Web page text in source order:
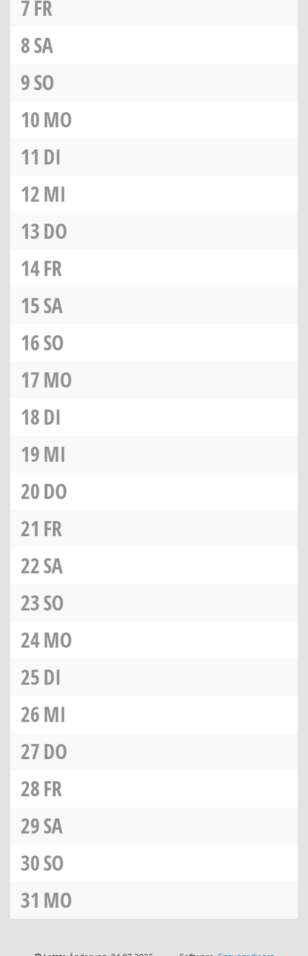
7FR
8SA
9SO
10MO
11 DI
12MI
13DO
14FR
15SA
16SO
17MO
18DI
19MI
20DO
21 FR
22SA
23SO
24MO
25DI
26MI
27DO
28FR
29SA
30SO
31 MO